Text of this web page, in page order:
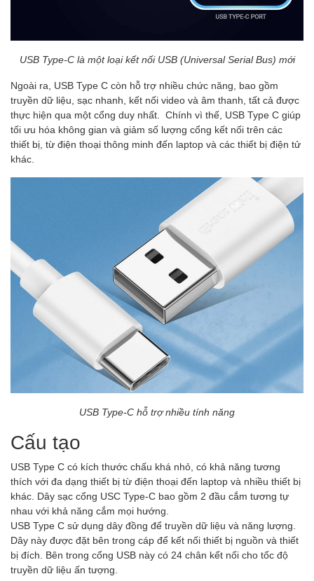
USB Type-C là một loại kết nối USB (Universal Serial Bus) mới
Ngoài ra, USB Type C còn hỗ trợ nhiều chức năng, bao gồm
truyền dữ liệu, sạc nhanh, kết nối video và âm thanh, tất cả được
thực hiện qua một cổng duy nhất. Chính vì thế, USB Type C giúp
tối ưu hóa không gian và giảm số lượng cổng kết nối trên các
thiết bị, từ điện thoại thông minh đến laptop và các thiết bị điện tử
khác.
USB Type-C hỗ trợ nhiều tính năng
Cấu tạo
USB Type C có kích thước chấu khá nhỏ, có khả năng tương
thích với đa dạng thiết bị từ điện thoại đến laptop và nhiều thiết bị
khác. Dây sạc cổng USC Type-C bao gồm 2 đầu cắm tương tự
nhau với khả năng cắm mọi hướng.
USB Type C sử dụng dây đồng để truyền dữ liệu và năng lượng.
Dây này được đặt bên trong cáp để kết nối thiết bị nguồn và thiết
bị đích. Bên trong cổng USB này có 24 chân kết nối cho tốc độ
truyền dữ liệu ấn tượng.